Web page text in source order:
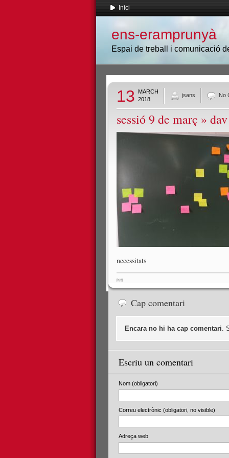
Inici
ens-eramprunyà
Espai de treball i comunicació
13
MARCH
2018
jsans No
sessió 9 de març » dav
necessitats
Cap comentari
Encara no hi ha cap comentari.
Escriu un comentari
Nom (obligatori)
Correu electrònic (obligatori, no visible)
Adreça web